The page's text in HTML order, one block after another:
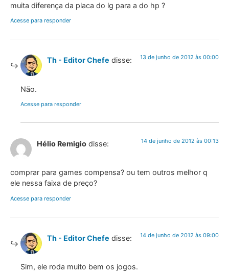
muita diferença da placa do lg para a do hp ?
Acesse para responder
Th - Editor Chefe disse: 13 de junho de 2012 às 00:00
Não.
Acesse para responder
Hélio Remigio disse: 14 de junho de 2012 às 00:13
comprar para games compensa? ou tem outros melhor q
ele nessa faixa de preço?
Acesse para responder
Th - Editor Chefe disse: 14 de junho de 2012 às 09:00
Sim, ele roda muito bem os jogos.